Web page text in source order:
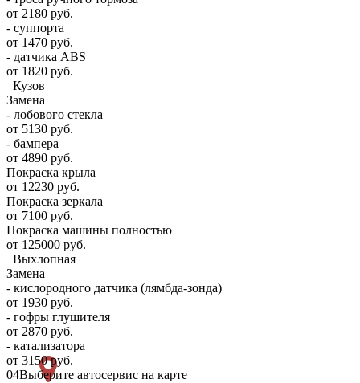
от 2180 руб.
- суппорта
от 1470 руб.
- датчика ABS
от 1820 руб.
Кузов
Замена
- лобового стекла
от 5130 руб.
- бампера
от 4890 руб.
Покраска крыла
от 12230 руб.
Покраска зеркала
от 7100 руб.
Покраска машины полностью
от 125000 руб.
Выхлопная
Замена
- кислородного датчика (лямбда-зонда)
от 1930 руб.
- гофры глушителя
от 2870 руб.
- катализатора
от 3150 руб.
04Выберите автосервис на карте